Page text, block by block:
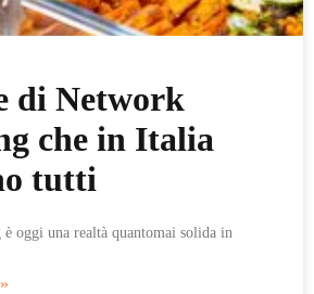
di Network
che in Italia
tutti
oggi una realtà quantomai solida in